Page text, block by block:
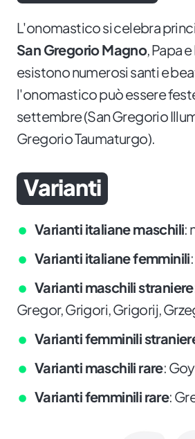
L'onomastico si celebra
San Gregorio Magno, Papa
esistono numerosi santi e
l'onomastico può essere
settembre (San Gregorio
Gregorio Taumaturgo).
Varianti
Varianti italiane maschili:
Varianti italiane femminili
Varianti maschili straniere
Gregor, Grigori, Grigorij,
Varianti femminili
Varianti maschili rare:
Varianti femminili rare: